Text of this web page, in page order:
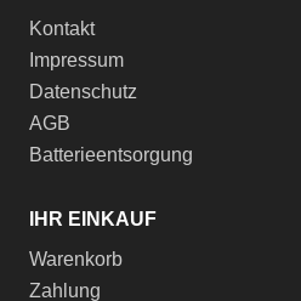
Kontakt
Impressum
Datenschutz
AGB
Batterieentsorgung
IHR EINKAUF
Warenkorb
Zahlung